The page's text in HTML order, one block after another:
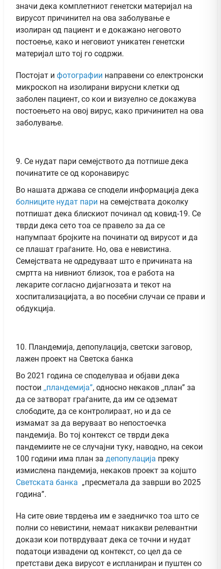
значи дека комплетниот генетски материјал на
вирусот причинител на ова заболување е
изолиран од пациент и е докажано неговото
постоење, како и неговиот уникатен генетски
материјал што тој го содржи.
Постојат и фотографии направени со електронски
микроскоп на изолирани вирусни клетки од
заболен пациент, со кои и визуелно се докажува
постоењето на овој вирус, како причинител на ова
заболување.
9. Се нудат пари семејството да потпише дека
починатите се од коронавирус
Во нашата држава се сподели информација дека
болниците нудат пари на семејствата доколку
потпишат дека блискиот починал од ковид-19. Се
тврди дека сето тоа се правело за да се
напумпаат бројките на починати од вирусот и да
се плашат граѓаните. Но, ова е невистина.
Семејствата не одредуваат што е причината на
смртта на нивниот близок, тоа е работа на
лекарите согласно дијагнозата и текот на
хоспитализацијата, а во посебни случаи се прави и
обдукција.
10. Пландемија, депопулација, светски заговор,
лажен проект на Светска банка
Во 2021 година се споделуваа и објави дека
постои ,,пландемија”, односно некаков ,,план” за
да се затворат граѓаните, да им се одземат
слободите, да се контролираат, но и да се
измамат за да веруваат во непостоечка
пандемија. Во тој контекст се тврди дека
пандемиите не се случајни туку, наводно, на секои
100 години има план за депопулација преку
измислена пандемија, некаков проект за којшто
Светската банка „пресметала да заврши во 2025
година”.
На сите овие тврдења им е заедничко тоа што се
полни со невистини, немаат никакви релевантни
докази кои потврдуваат дека се точни и нудат
податоци извадени од контекст, со цел да се
претстави дека вирусот е испланиран и пуштен со